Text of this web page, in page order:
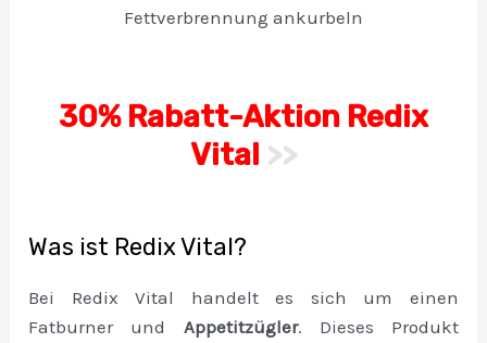
Fettverbrennung ankurbeln
30% Rabatt-Aktion Redix
Vital >>
Was ist Redix Vital?
Bei Redix Vital handelt es sich um einen
Fatburner und Appetitzügler. Dieses Produkt